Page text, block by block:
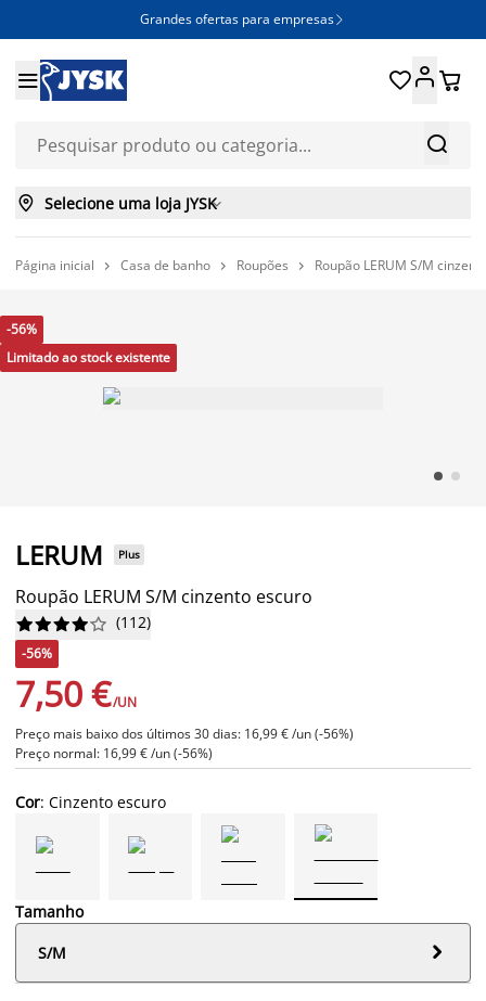
Grandes ofertas para empresas 


 
 Selecione uma loja JYSK
Página inicial  Casa de banho  Roupões  Roupão LERUM S/M
-56%
Limitado ao stock existente
LERUM Plus
Roupão LERUM S/M cinzento escuro





 (112)
-56%
7,50 €/UN
Preço mais baixo dos últimos 30 dias: 16,99 € /un (-56%)
Preço normal: 16,99 € /un (-56%)
Cor: Cinzento escuro
Tamanho
S/M
